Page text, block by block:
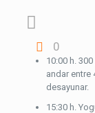
0
10:00 h.
andar entre
desayunar.
15:30 h.